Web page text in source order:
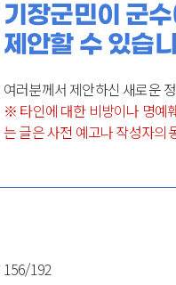
기장군민이 군
제안할 수 있습
여러분께서 제안하신 새로운
※ 타인에 대한 비방이나 명예
는 글은 사전 예고나 작성자의
156/192